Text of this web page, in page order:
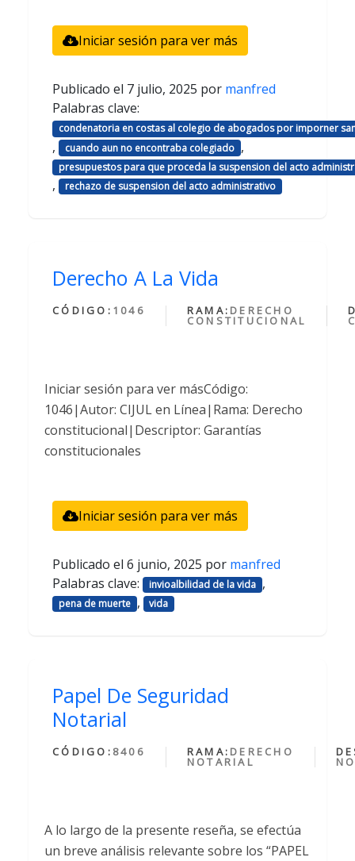
Iniciar sesión para ver más
Publicado el 7 julio, 2025 por manfred
Palabras clave:
condenatoria en costas al colegio de abogados por imporner
, cuando aun no encontraba colegiado ,
presupuestos para que proceda la suspension del acto
, rechazo de suspension del acto administrativo
Derecho A La Vida
CÓDIGO: 1046 RAMA: DERECHO
CONSTITUCIONAL
Iniciar sesión para ver másCódigo:
1046|Autor: CIJUL en Línea|Rama: Derecho
constitucional|Descriptor: Garantías
constitucionales
Iniciar sesión para ver más
Publicado el 6 junio, 2025 por manfred
Palabras clave:
invioalbilidad de la vida ,
pena de muerte , vida
Papel De Seguridad
Notarial
CÓDIGO: 8406 RAMA: DERECHO
NOTARIAL
A lo largo de la presente reseña, se efectúa
un breve análisis relevante sobre los “PAPEL